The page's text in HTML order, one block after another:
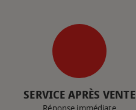
SERVICE APRÈS VENTE